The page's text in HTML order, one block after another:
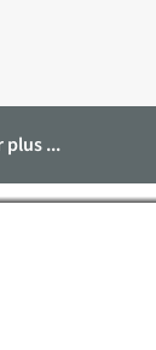
plus ...